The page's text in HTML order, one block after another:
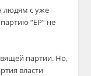
людям с уже
“ЕР” не
партии. Но,
власти